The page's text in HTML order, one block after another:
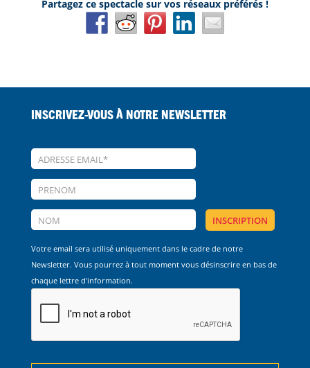
Inscrivez-vous à notre Newsletter
Votre email sera utilisé uniquement dans le cadre de notre
Newsletter. Vous pourrez à tout moment vous désinscrire en bas de
chaque lettre d'information.